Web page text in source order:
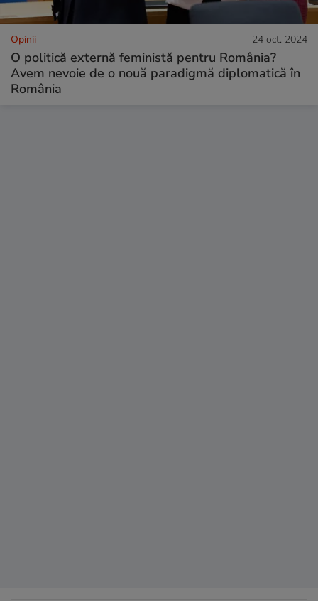
Opinii 24 oct. 2024
O politică externă feministă pentru România?
Avem nevoie de o nouă paradigmă diplomatică în
România